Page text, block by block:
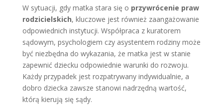
W sytuacji, gdy matka stara się o przywrócenie praw
rodzicielskich, kluczowe jest również zaangażowanie
odpowiednich instytucji. Współpraca z kuratorem
sądowym, psychologiem czy asystentem rodziny może
być niezbędna do wykazania, że matka jest w stanie
zapewnić dziecku odpowiednie warunki do rozwoju.
Każdy przypadek jest rozpatrywany indywidualnie, a
dobro dziecka zawsze stanowi nadrzędną wartość,
którą kierują się sądy.